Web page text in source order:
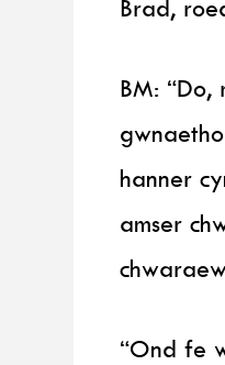
Brad,
BM:
hanner
amser
“Ond fe